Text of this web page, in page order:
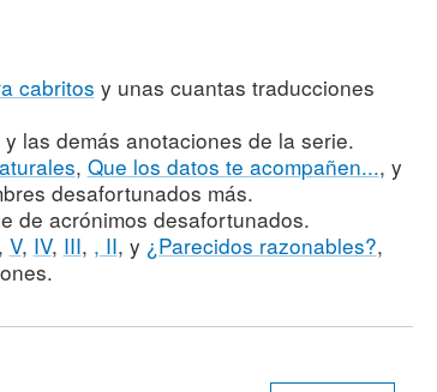
cabritos y unas cuantas traducciones
y las demás anotaciones de la serie.
, Que los datos te acompañen..., y
desafortunados más.
de acrónimos desafortunados.
, V, IV, III, , II, y ¿Parecidos razonables?,